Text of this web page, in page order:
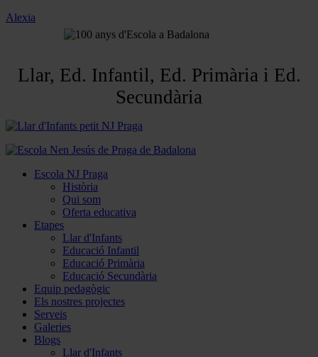
Alexia
Llar, Ed. Infantil, Ed. Primària i Ed.
Secundària
Escola NJ Praga
Història
Qui som
Oferta educativa
Etapes
Llar d'Infants
Educació Infantil
Educació Primària
Educació Secundària
Equip pedagògic
Els nostres projectes
Serveis
Galeries
Blogs
Llar d'Infants